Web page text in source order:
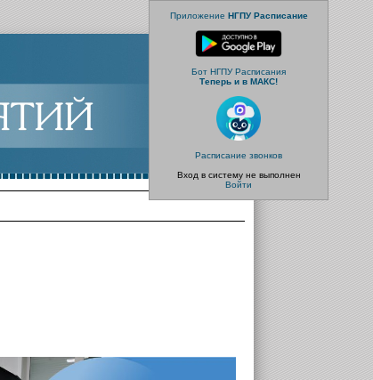
Приложение НГПУ Расписание
Бот НГПУ Расписания
Теперь и в МАКС!
Расписание звонков
Вход в систему не выполнен
Войти